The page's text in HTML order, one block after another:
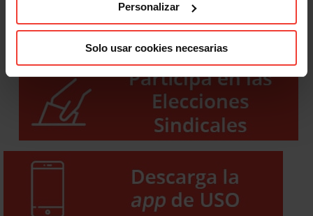
Personalizar
Solo usar cookies necesarias